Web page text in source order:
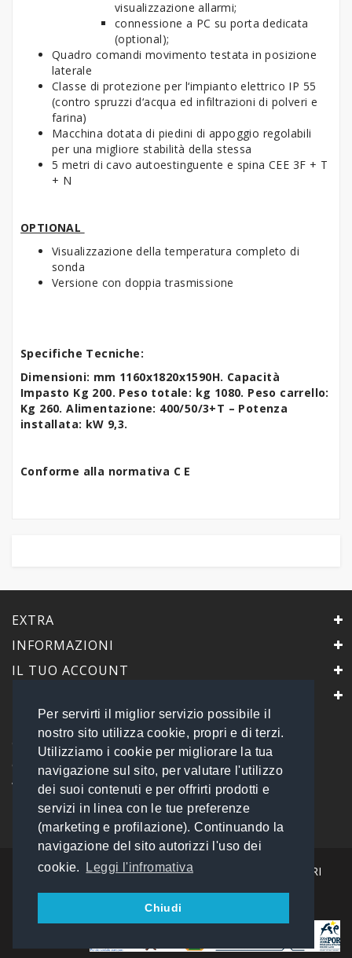
Per servirti il miglior servizio possibile il
nostro sito utilizza cookie, propri e di terzi.
Utilizziamo i cookie per migliorare la tua
navigazione sul sito, per valutare l'utilizzo
dei suoi contenuti e per offrirti prodotti e
servizi in linea con le tue preferenze
(marketing e profilazione). Continuando la
navigazione del sito autorizzi l'uso dei
cookie.
Leggi l'infromativa
Chiudi
visualizzazione allarmi;
connessione a PC su porta dedicata
(optional);
Quadro comandi movimento testata in posizione
laterale
Classe di protezione per l‘impianto elettrico IP 55
(contro spruzzi d‘acqua ed infiltrazioni di polveri e
farina)
Macchina dotata di piedini di appoggio regolabili
per una migliore stabilità della stessa
5 metri di cavo autoestinguente e spina CEE 3F + T
+ N
OPTIONAL
Visualizzazione della temperatura completo di
sonda
Versione con doppia trasmissione
Specifiche Tecniche:
Dimensioni: mm 1160x1820x1590H. Capacità
Impasto Kg 200. Peso totale: kg 1080. Peso carrello:
Kg 260. Alimentazione: 400/50/3+T – Potenza
installata: kW 9,3.
Conforme alla normativa C E
EXTRA
INFORMAZIONI
IL TUO ACCOUNT
PrimaScelta Point
è un marchio di
Global Service B2B Srls a socio unico
Via Tolemaide, 15 - 00192 Roma
P.IVA 14693851009 REA: RM - 1540057
Tel: 06 45548245
info@primasceltapoint.it
I NOSTRI CORRIERI